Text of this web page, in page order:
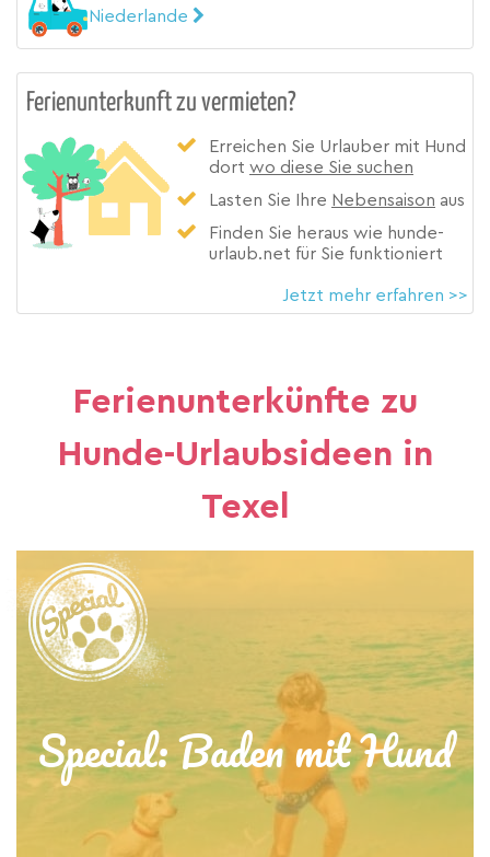
Niederlande
Ferienunterkunft zu vermieten?
Erreichen Sie Urlauber mit Hund
dort wo diese Sie suchen
Lasten Sie Ihre Nebensaison aus
Finden Sie heraus wie hunde-
urlaub.net für Sie funktioniert
Jetzt mehr erfahren >>
Ferienunterkünfte zu
Hunde-Urlaubsideen in
Texel
Special: Baden mit Hund